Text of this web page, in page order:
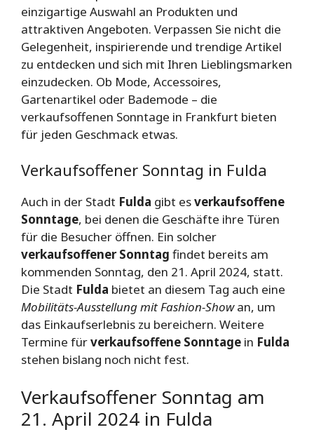
einzigartige Auswahl an Produkten und
attraktiven Angeboten. Verpassen Sie nicht die
Gelegenheit, inspirierende und trendige Artikel
zu entdecken und sich mit Ihren Lieblingsmarken
einzudecken. Ob Mode, Accessoires,
Gartenartikel oder Bademode – die
verkaufsoffenen Sonntage in Frankfurt bieten
für jeden Geschmack etwas.
Verkaufsoffener Sonntag in Fulda
Auch in der Stadt Fulda gibt esverkaufsoffene
Sonntage, bei denen die Geschäfte ihre Türen
für die Besucher öffnen. Ein solcher
verkaufsoffener Sonntag findet bereits am
kommenden Sonntag, den 21. April 2024, statt.
Die Stadt Fulda bietet an diesem Tag auch eine
Mobilitäts-Ausstellung mit Fashion-Showan, um
das Einkaufserlebnis zu bereichern. Weitere
Termine fürverkaufsoffene Sonntage in Fulda
stehen bislang noch nicht fest.
Verkaufsoffener Sonntag am
21. April 2024 in Fulda